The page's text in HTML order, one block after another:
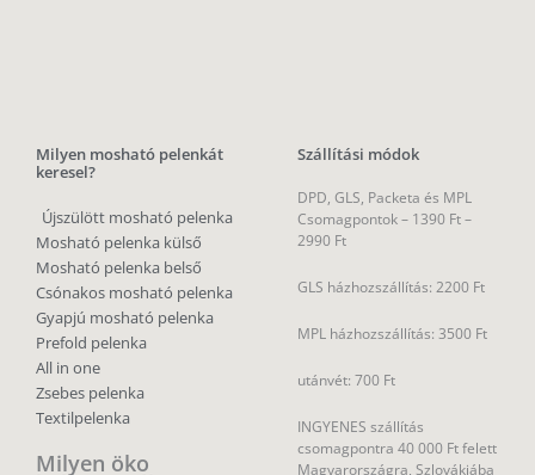
Gyapjú mosható pelenka
All in one
Zsebes pelenka
Textilpelenka
Milyen öko
babaterméket
keresel?
Öko eldobható pelenka
Babával együtt nővő ruhák
utánvét: 700 Ft
csomagpontra 40 000 Ft felett
és Romániába
SZEMÉLYES ÁTVÉTEL – Bp.,
Személyes átvétel esetén a